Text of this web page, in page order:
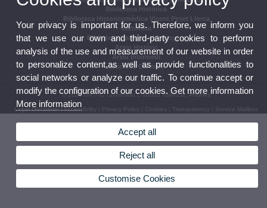
Biblioteca Històrica
Biblioteca Historicomèdica Vicent Peset Llorca
Cartoteca
Biblioteca Campus d'Ontinyent
Arxiu Històric
Arxiu Intermedi
Seccions Centrals
© 2026 UV. - C/ Universitat 2 46003 València.Phones
Legal Disclaimer|Accessibility Privacy Policy Cookies Transparency Service Mailbox
Your privacy is important for us. Therefore, we inform you
that we use our own and third-party cookies to perform
analysis of the use and measurement of our website in order
to personalize content,as well as provide functionalities to
social networks or analyze our traffic. To continue accept or
modify the configuration of our cookies. Get more information
More information
Accept all
Reject all
Customise Cookies